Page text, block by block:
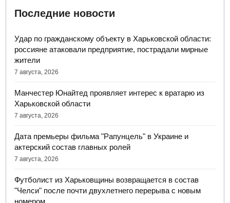
Последние новости
Удар по гражданскому объекту в Харьковской области:
россияне атаковали предприятие, пострадали мирные
жители
7 августа, 2026
Манчестер Юнайтед проявляет интерес к вратарю из
Харьковской области
7 августа, 2026
Дата премьеры фильма "Рапунцель" в Украине и
актерский состав главных ролей
7 августа, 2026
Футболист из Харьковщины возвращается в состав
"Челси" после почти двухлетнего перерыва с новым
номером